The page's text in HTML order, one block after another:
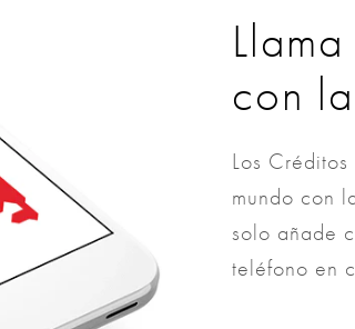
con
Los
mundo con
solo añade
teléfono en